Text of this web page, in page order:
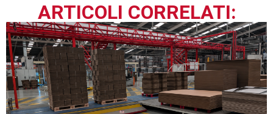
ARTICOLI CORRELATI: